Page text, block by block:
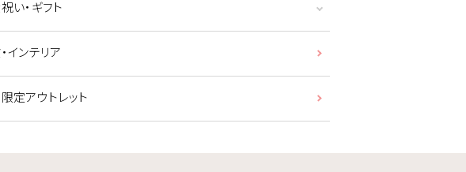
い・ギフト
インテリア
定アウトレット